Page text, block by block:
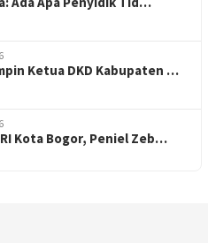
Ketua DKD Kabupaten …
Kota Bogor, Peniel Zeb…